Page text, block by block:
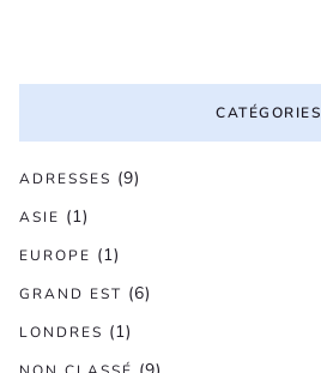
CATÉGORIES
ADRESSES (9)
ASIE (1)
EUROPE (1)
GRAND EST (6)
LONDRES (1)